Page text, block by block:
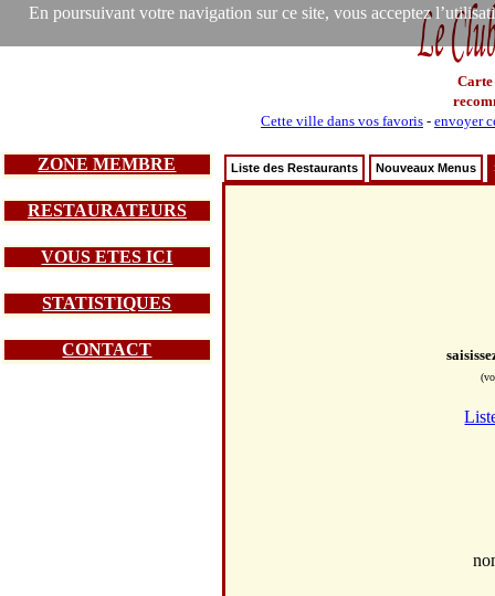
En poursuivant votre navigation sur ce site, vous acceptez
Carte
Cette ville dans vos favoris - envoyer
ZONE MEMBRE
RESTAURATEURS
VOUS ETES ICI
STATISTIQUES
CONTACT
Liste des Restaurants Nouveaux Menus